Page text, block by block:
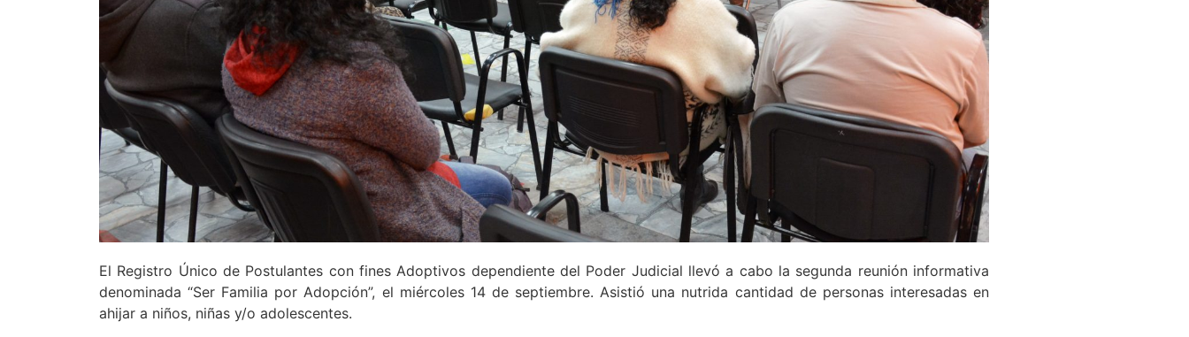
El Registro Único de Postulantes con fines Adoptivos dependiente del Poder Judicial llevó a cabo la segunda reunión informativa
denominada “Ser Familia por Adopción”, el miércoles 14 de septiembre. Asistió una nutrida cantidad de personas interesadas en
ahijar a niños, niñas y/o adolescentes.